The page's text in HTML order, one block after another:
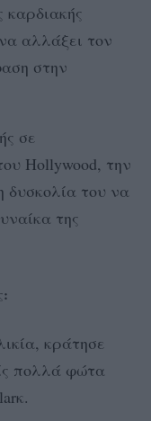
καρδιακής
αλλάξει τον
στην
σε
Hollywood, την
δυσκολία του να
της
κράτησε
πολλά φώτα